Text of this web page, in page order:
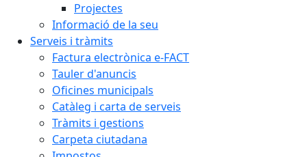
Projectes
Informació de la seu
Serveis i tràmits
Factura electrònica e-FACT
Tauler d'anuncis
Oficines municipals
Catàleg i carta de serveis
Tràmits i gestions
Carpeta ciutadana